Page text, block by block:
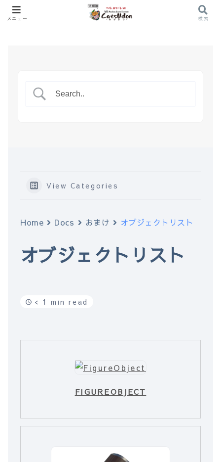
View Categories
Home Docs おまけ オブジェクトリスト
オブジェクトリスト
< 1 min read
FIGUREOBJECT
メニュー 検索